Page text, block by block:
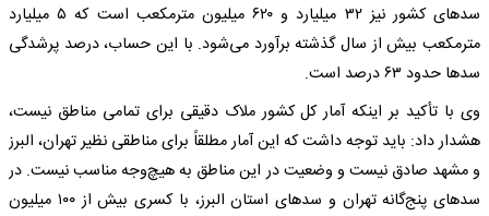
سدهای کشور نیز ۳۲ میلیارد و ۶۲۰ میلیون مترمکعب است که ۵ میلیارد
مترمکعب بیش از سال گذشته برآورد می‌شود. با این حساب، درصد پرشدگی
سدها حدود ۶۳ درصد است.
وی با تأکید بر اینکه آمار کل کشور ملاک دقیقی برای تمامی مناطق نیست،
هشدار داد: باید توجه داشت که این آمار مطلقاً برای مناطقی نظیر تهران، البرز
و مشهد صادق نیست و وضعیت در این مناطق به هیچ‌وجه مناسب نیست. در
سدهای پنج‌گانه تهران و سدهای استان البرز، با کسری بیش از ۱۰۰ میلیون